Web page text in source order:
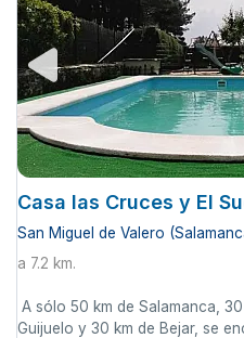
Casa las Cruces y El
San Miguel de Valero
a 7.2 km.
A sólo 50 km de Salamanca,
Guijuelo y 30 km de Bejar, se